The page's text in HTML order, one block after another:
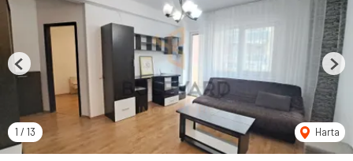
1 / 13 Harta
Previous Next